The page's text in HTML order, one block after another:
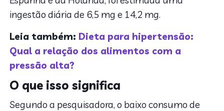
ingestão diária de 6,5 mg e 14,2 mg.
Leia também: Dieta para hipertensão:
Qual a relação dos alimentos com a
pressão alta?
O que isso significa
Segundo a pesquisadora, o baixo consumo de